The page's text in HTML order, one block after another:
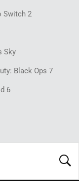
Switch 2
Sky
Black Ops 7
6